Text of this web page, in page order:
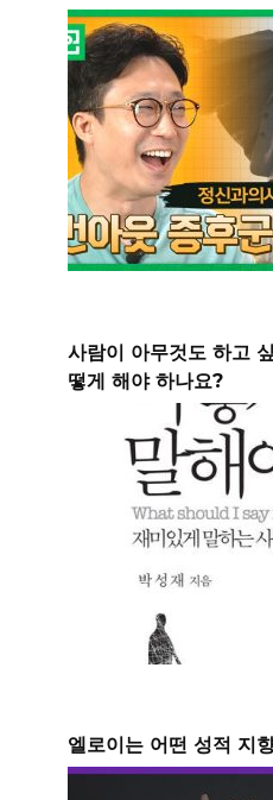
사람이 아무것도 하고
떻게 해야 하나요?
엘로이는 어떤 성적 지